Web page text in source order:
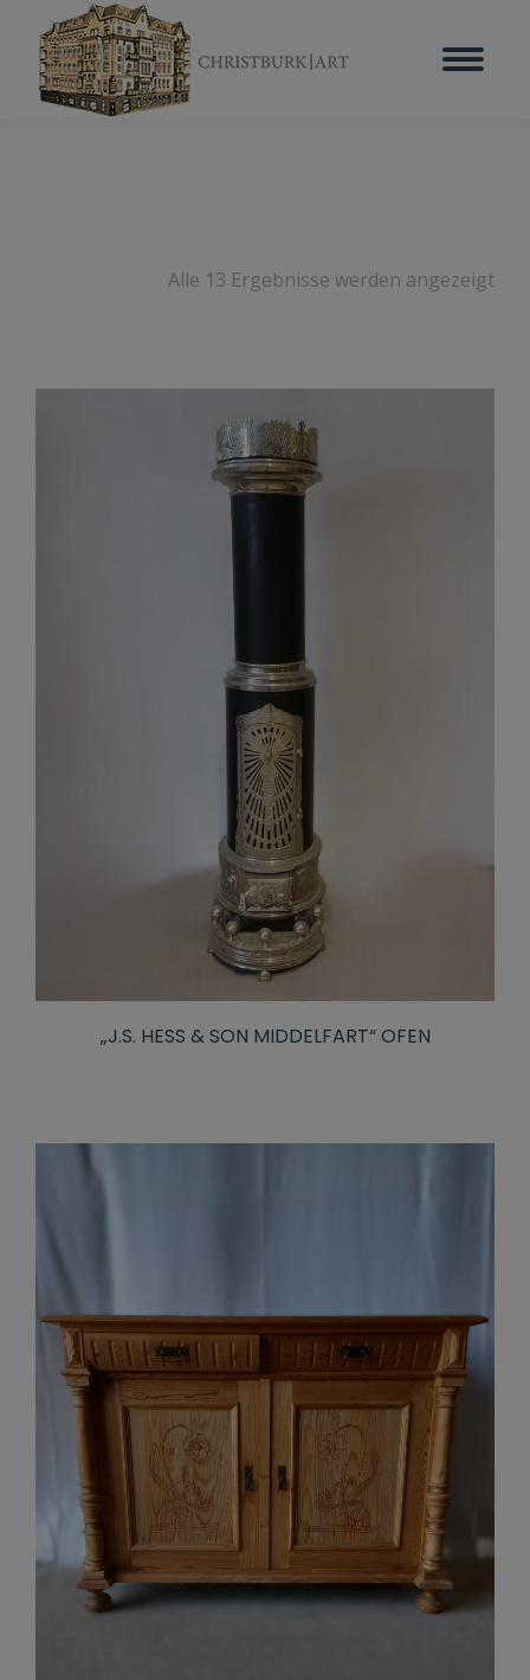
Alle 13 Ergebnisse werden angezeigt
„J.S. HESS & SON MIDDELFART“ OFEN